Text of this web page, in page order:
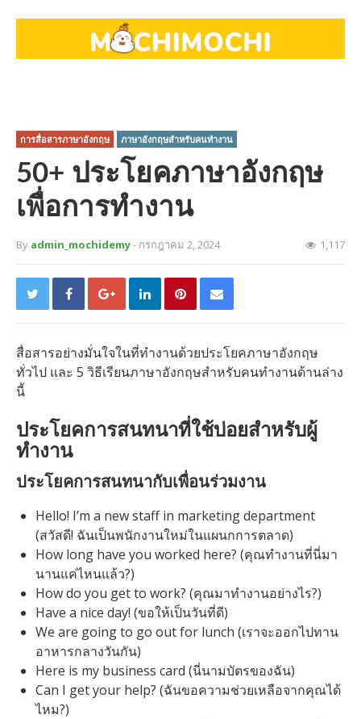
การสื่อสารภาษาอังกฤษ ภาษาอังกฤษสำหรับคนทำงาน
50+ ประโยคภาษาอังกฤษ
เพื่อการทำงาน
By admin_mochidemy- กรกฎาคม 2, 2024 1,117
สื่อสารอย่างมั่นใจในที่ทำงานด้วยประโยคภาษาอังกฤษ
ทั่วไป และ 5 วิธีเรียนภาษาอังกฤษสำหรับคนทำงานด้านล่าง
นี้
ประโยคการสนทนาที่ใช้บ่อยสำหรับผู้
ทำงาน
ประโยคการสนทนากับเพื่อนร่วมงาน
Hello! I’m a new staff in marketing department
(สวัสดี! ฉันเป็นพนักงานใหม่ในแผนกการตลาด)
How long have you worked here? (คุณทำงานที่นี่มา
นานแค่ไหนแล้ว?)
How do you get to work? (คุณมาทำงานอย่างไร?)
Have a nice day! (ขอให้เป็นวันที่ดี)
We are going to go out for lunch (เราจะออกไปทาน
อาหารกลางวันกัน)
Here is my business card (นี่นามบัตรของฉัน)
Can I get your help? (ฉันขอความช่วยเหลือจากคุณได้
ไหม?)